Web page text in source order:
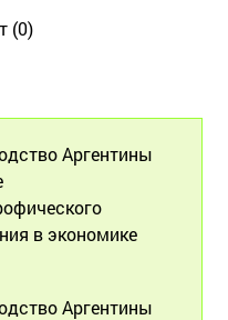
(0)
Аргентины
в экономике
Аргентины